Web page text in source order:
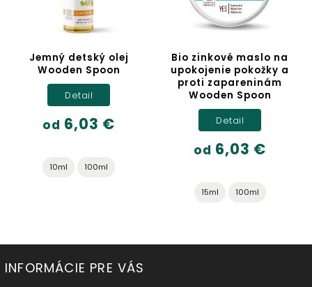
Jemný detský olej
Wooden Spoon
od6,03 €
Detail
10ml 100ml
Bio zinkové maslo na
upokojenie pokožky a
proti zapareninám
Wooden Spoon
od6,03 €
Detail
15ml 100ml
INFORMÁCIE PRE VÁS